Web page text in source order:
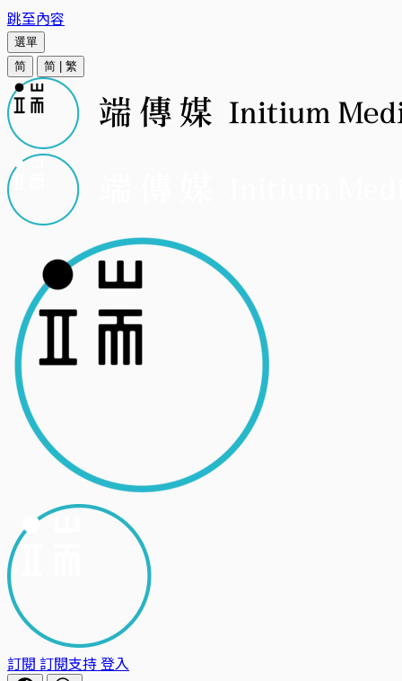
跳至內容
選單
简
简 繁
訂閱 訂閱支持登入